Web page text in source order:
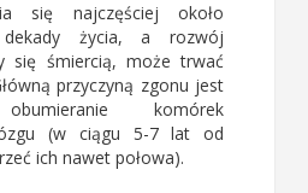
się najczęściej około
życia, a rozwój
się śmiercią, może trwać
przyczyną zgonu jest
komórek
(w ciągu 5-7 lat od
ich nawet połowa).